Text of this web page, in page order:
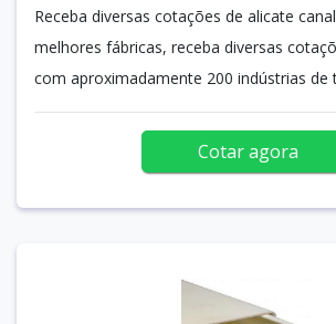
Receba diversas cotações de alicate
melhores fábricas, receba diversas
com aproximadamente 200 indústrias de
Cotar agora